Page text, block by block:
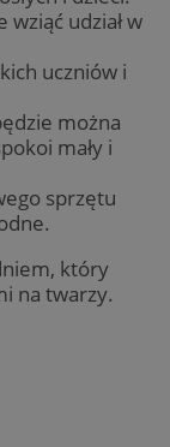
udział w
uczniów i
można
mały i
sprzętu
który
na twarzy.